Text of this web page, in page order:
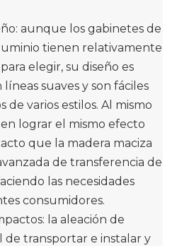
aunque los gabinetes de
tienen relativamente
elegir, su diseño es
suaves y son fáciles
de varios estilos. Al mismo
lograr el mismo efecto
que la madera maciza
de transferencia de
las necesidades
consumidores.
la aleación de
de transportar e instalar y